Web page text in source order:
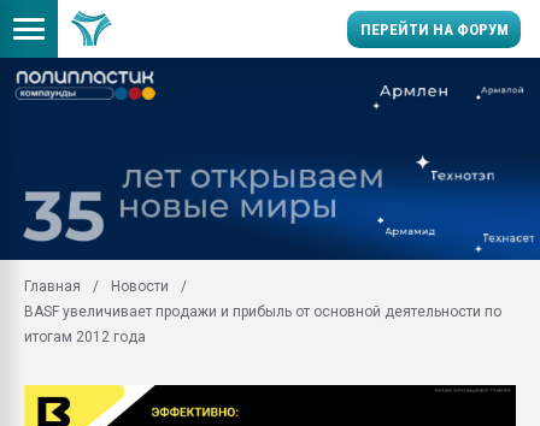
ПЕРЕЙТИ НА ФОРУМ
цикла
заводу пластмасс"
Главная
Новости
BASF увеличивает продажи и прибыль от основной деятельности по
итогам 2012 года